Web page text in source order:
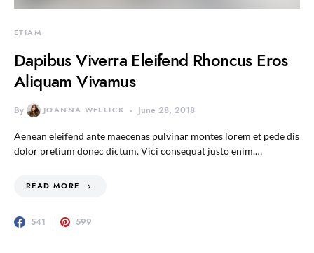
ETIAM
Dapibus Viverra Eleifend Rhoncus Eros
Aliquam Vivamus
By JOANNA WELLICK June 28, 2018
Aenean eleifend ante maecenas pulvinar montes lorem et pede dis
dolor pretium donec dictum. Vici consequat justo enim.…
READ MORE
541 599